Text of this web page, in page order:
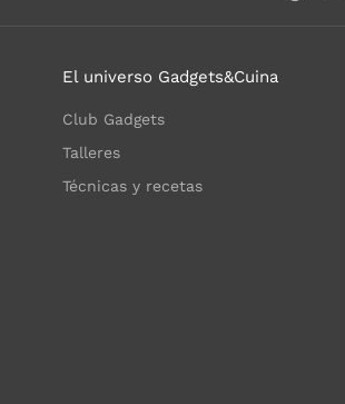
El universo Gadgets&Cuina
Club Gadgets
Talleres
Técnicas y recetas